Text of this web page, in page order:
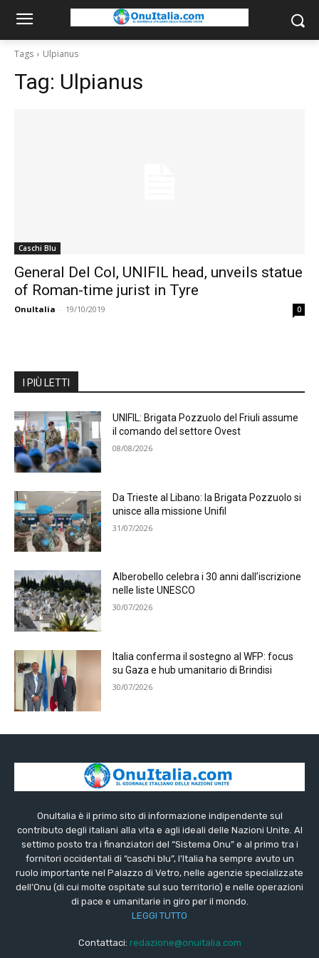
Tags Ulpianus
Tag: Ulpianus
Caschi Blu
General Del Col, UNIFIL head, unveils statue
of Roman-time jurist in Tyre
OnuItalia - 19/10/2019 0
I PIÙ LETTI
UNIFIL: Brigata Pozzuolo del Friuli assume
il comando del settore Ovest
08/08/2026
Da Trieste al Libano: la Brigata Pozzuolo si
unisce alla missione Unifil
31/07/2026
Alberobello celebra i 30 anni dall’iscrizione
nelle liste UNESCO
30/07/2026
Italia conferma il sostegno al WFP: focus
su Gaza e hub umanitario di Brindisi
30/07/2026
OnuItalia è il primo sito di informazione indipendente sul
contributo degli italiani alla vita e agli ideali delle Nazioni Unite. Al
settimo posto tra i finanziatori del “Sistema Onu” e al primo tra i
fornitori occidentali di “caschi blu”, l’Italia ha sempre avuto un
ruolo importante nel Palazzo di Vetro, nelle agenzie specializzate
dell’Onu (di cui molte ospitate sul suo territorio) e nelle operazioni
di pace e umanitarie in giro per il mondo.
LEGGI TUTTO
Contattaci: redazione@onuitalia.com